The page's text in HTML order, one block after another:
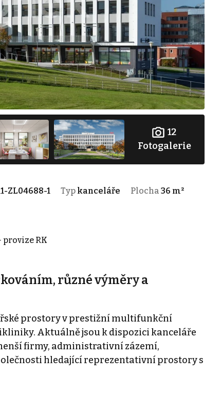
12
Fotogalerie
ZL04688-1 Typ kanceláře Plocha 36 m²
provize RK
různé výměry a
prostory v prestižní multifunkční
Aktuálně jsou k dispozici kanceláře
firmy, administrativní zázemí,
hledající reprezentativní prostory s